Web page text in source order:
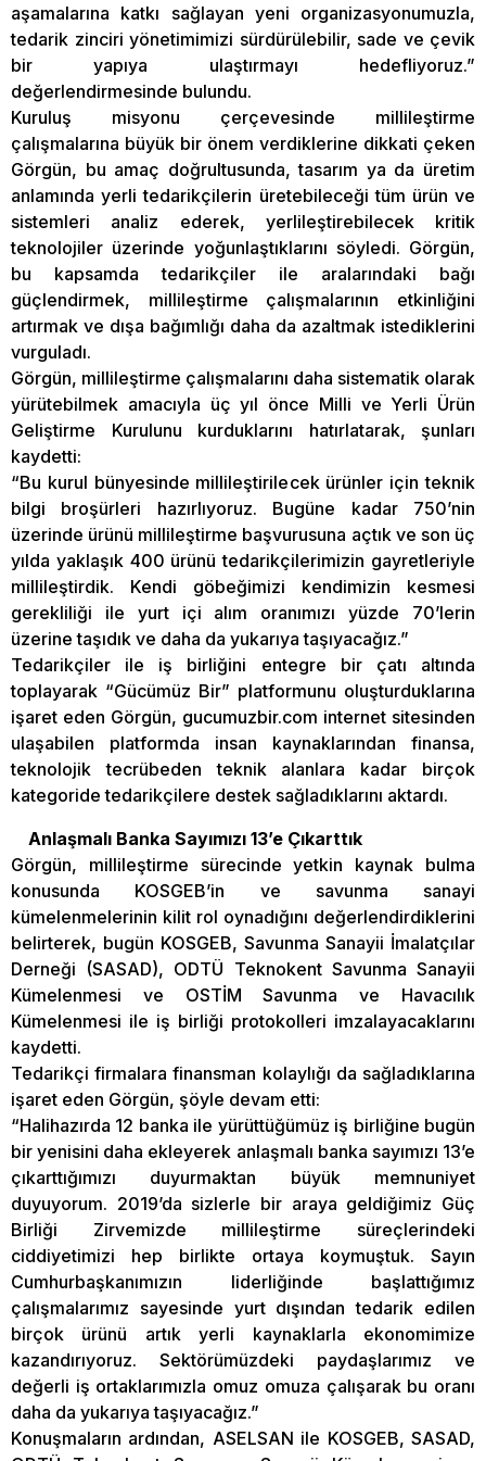
aşamalarına katkı sağlayan yeni organizasyonumuzla,
tedarik zinciri yönetimimizi sürdürülebilir, sade ve çevik
bir yapıya ulaştırmayı hedefliyoruz.”
değerlendirmesinde bulundu.
Kuruluş misyonu çerçevesinde millileştirme
çalışmalarına büyük bir önem verdiklerine dikkati çeken
Görgün, bu amaç doğrultusunda, tasarım ya da üretim
anlamında yerli tedarikçilerin üretebileceği tüm ürün ve
sistemleri analiz ederek, yerlileştirebilecek kritik
teknolojiler üzerinde yoğunlaştıklarını söyledi. Görgün,
bu kapsamda tedarikçiler ile aralarındaki bağı
güçlendirmek, millileştirme çalışmalarının etkinliğini
artırmak ve dışa bağımlığı daha da azaltmak istediklerini
vurguladı.
Görgün, millileştirme çalışmalarını daha sistematik olarak
yürütebilmek amacıyla üç yıl önce Milli ve Yerli Ürün
Geliştirme Kurulunu kurduklarını hatırlatarak, şunları
kaydetti:
“Bu kurul bünyesinde millileştirilecek ürünler için teknik
bilgi broşürleri hazırlıyoruz. Bugüne kadar 750’nin
üzerinde ürünü millileştirme başvurusuna açtık ve son üç
yılda yaklaşık 400 ürünü tedarikçilerimizin gayretleriyle
millileştirdik. Kendi göbeğimizi kendimizin kesmesi
gerekliliği ile yurt içi alım oranımızı yüzde 70’lerin
üzerine taşıdık ve daha da yukarıya taşıyacağız.”
Tedarikçiler ile iş birliğini entegre bir çatı altında
toplayarak “Gücümüz Bir” platformunu oluşturduklarına
işaret eden Görgün, gucumuzbir.com internet sitesinden
ulaşabilen platformda insan kaynaklarından finansa,
teknolojik tecrübeden teknik alanlara kadar birçok
kategoride tedarikçilere destek sağladıklarını aktardı.
Anlaşmalı Banka Sayımızı 13’e Çıkarttık
Görgün, millileştirme sürecinde yetkin kaynak bulma
konusunda KOSGEB’in ve savunma sanayi
kümelenmelerinin kilit rol oynadığını değerlendirdiklerini
belirterek, bugün KOSGEB, Savunma Sanayii İmalatçılar
Derneği (SASAD), ODTÜ Teknokent Savunma Sanayii
Kümelenmesi ve OSTİM Savunma ve Havacılık
Kümelenmesi ile iş birliği protokolleri imzalayacaklarını
kaydetti.
Tedarikçi firmalara finansman kolaylığı da sağladıklarına
işaret eden Görgün, şöyle devam etti:
“Halihazırda 12 banka ile yürüttüğümüz iş birliğine bugün
bir yenisini daha ekleyerek anlaşmalı banka sayımızı 13’e
çıkarttığımızı duyurmaktan büyük memnuniyet
duyuyorum. 2019’da sizlerle bir araya geldiğimiz Güç
Birliği Zirvemizde millileştirme süreçlerindeki
ciddiyetimizi hep birlikte ortaya koymuştuk. Sayın
Cumhurbaşkanımızın liderliğinde başlattığımız
çalışmalarımız sayesinde yurt dışından tedarik edilen
birçok ürünü artık yerli kaynaklarla ekonomimize
kazandırıyoruz. Sektörümüzdeki paydaşlarımız ve
değerli iş ortaklarımızla omuz omuza çalışarak bu oranı
daha da yukarıya taşıyacağız.”
Konuşmaların ardından, ASELSAN ile KOSGEB, SASAD,